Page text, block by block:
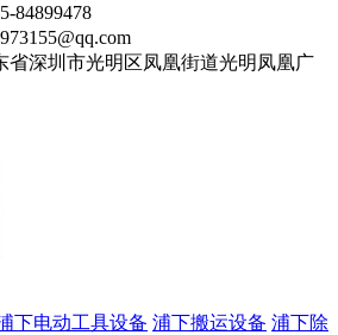
84899478
省深圳市光明区凤凰街道光明凤凰广
下电动工具设备 浦下搬运设备 浦下除